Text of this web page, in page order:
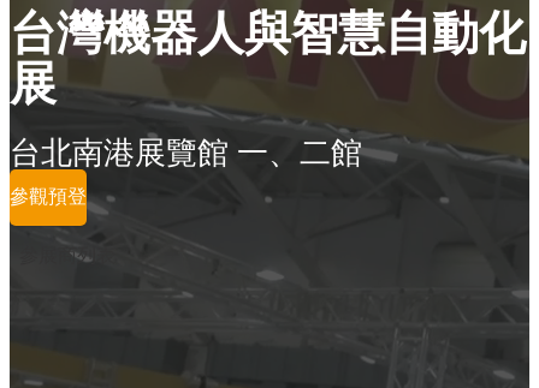
台灣機器人與智慧自動化
展
台北南港展覽館 一、二館
參觀預登
參展商列表